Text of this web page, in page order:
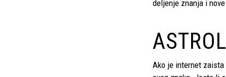
deljenje znanja i
Ako je internet zaista